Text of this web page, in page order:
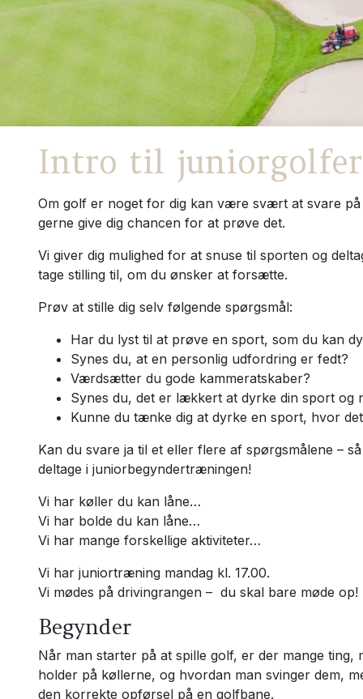
Intro til
Om golf er noget for dig kan være svært at svare
gerne give dig chancen for at prøve det.
Vi giver dig mulighed for at snuse til sporten og
tage stilling til, om du ønsker at forsætte.
Prøv at stille dig selv følgende spørgsmål:
Har du lyst til at prøve en sport, som du kan
Synes du, at en personlig udfordring er fedt?
Værdsætter du gode kammeratskaber?
Synes du, det er lækkert at dyrke din sport og
Kunne du tænke dig at dyrke en sport, hvor
Kan du svare ja til et eller flere af spørgsmålene –
deltage i juniorbegyndertræningen!
Vi har køller du kan låne…
Vi har bolde du kan låne…
Vi har mange forskellige aktiviteter…
Vi har juniortræning mandag kl. 17.00.
Vi mødes på drivingrangen – du skal bare møde op!
Begynder
Når man starter på at spille golf, er der mange
holder på køllerne, og hvordan man svinger dem,
den korrekte opførsel på en golfbane.